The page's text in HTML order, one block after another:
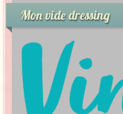
Mon vide dressing